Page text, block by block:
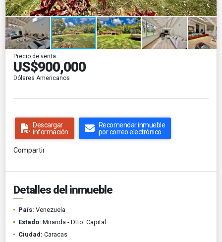
Precio de venta
US$900,000
Dólares Americanos
Descargar
información
Recomendar inmueble
por correo electrónico
Compartir
Detalles del inmueble
País: Venezuela
Estado: Miranda - Dtto. Capital
Ciudad: Caracas